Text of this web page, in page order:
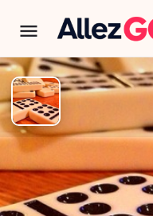
Atelier jeux
TÉLÉPHONE